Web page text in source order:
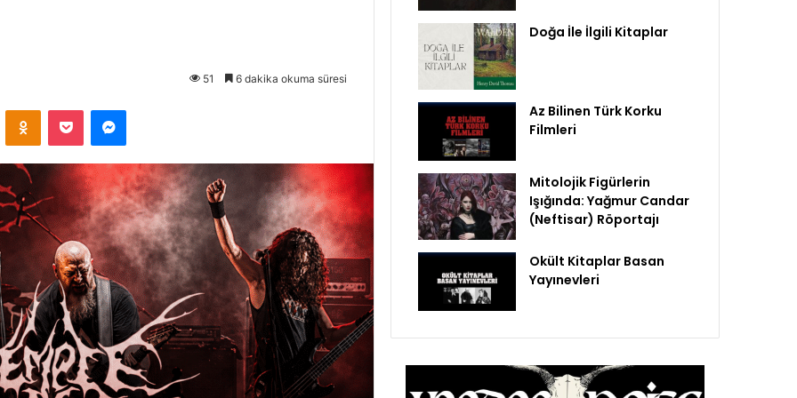
51 6 dakika okuma süresi
Odnoklassniki
Pocket Messenger
Doğa İle İlgili Kitaplar
Az Bilinen Türk Korku
Filmleri
Mitolojik Figürlerin
Işığında: Yağmur Candar
(Neftisar) Röportajı
Okült Kitaplar Basan
Yayınevleri